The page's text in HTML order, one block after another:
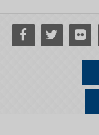
Facebook
Twitter Flickr